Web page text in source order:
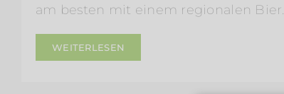
am besten mit einem regionalen Bier.
WEITERLESEN